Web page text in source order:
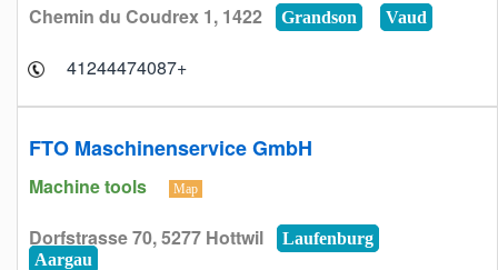
Chemin du Coudrex 1, 1422 Grandson Vaud
+41244474087
FTO Maschinenservice GmbH
Machine tools Map
Dorfstrasse 70, 5277 Hottwil
Laufenburg
Aargau